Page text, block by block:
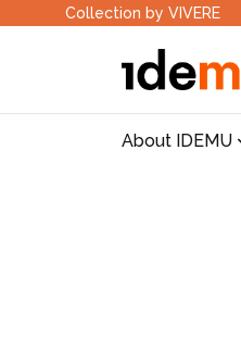
Collection by VIVERE
About IDEMU